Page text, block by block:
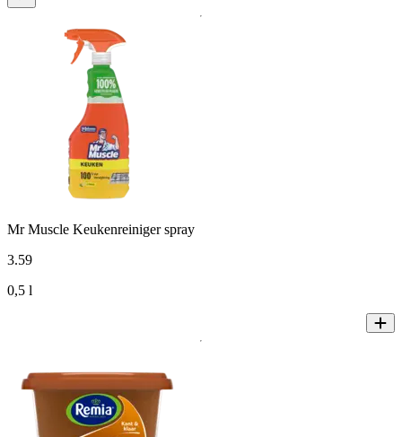
Mr Muscle Keukenreiniger spray
3.59
0,5 l